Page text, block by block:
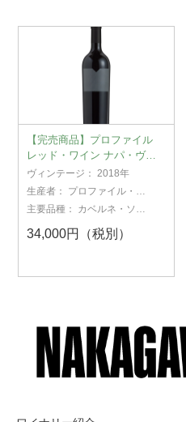
【完売商品】プロファイル
レッド・ワイン ナパ・ヴァ
レー 2018
ヴィンテージ：2018年
生産者： プロファイル・コ
レクション
主要品種： カベルネ・ソー
34,000円（税別）